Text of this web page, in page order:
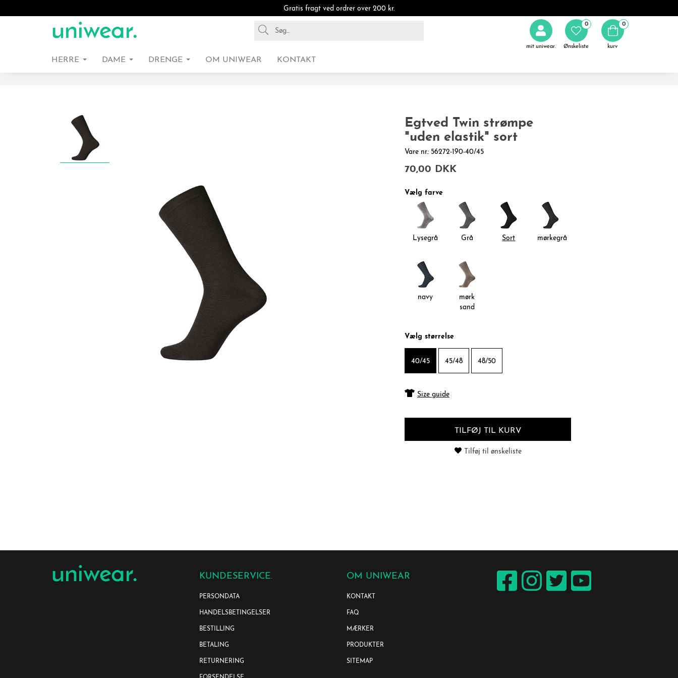
Gratis fragt ved ordrer over 200 kr.
mit uniwear. Ønskeliste
0 0
kurv
HERRE DAME DRENGE OM UNIWEAR KONTAKT
Egtved Twin strømpe
"uden elastik" sort
Vare nr.: 56272-190-40/45
70,00 DKK
Vælg farve
Lysegrå Grå Sort mørkegrå
navy
mørk
sand
Vælg størrelse
40/45 45/48 48/50
Size guide
TILFØJ TIL KURV
Tilføj til ønskeliste
KUNDESERVICE.
PERSONDATA
HANDELSBETINGELSER
BESTILLING
BETALING
RETURNERING
OM UNIWEAR
KONTAKT
FAQ
MÆRKER
PRODUKTER
SITEMAP